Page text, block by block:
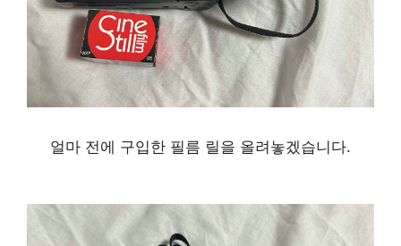
얼마 전에 구입한 필름 릴을 올려놓겠습니다.